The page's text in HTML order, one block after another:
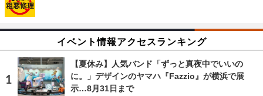
イベント情報アクセスランキング
【夏休み】人気バンド「ずっと真夜中でいいの
に。」デザインのヤマハ『Fazzio』が横浜で展
示…8月31日まで